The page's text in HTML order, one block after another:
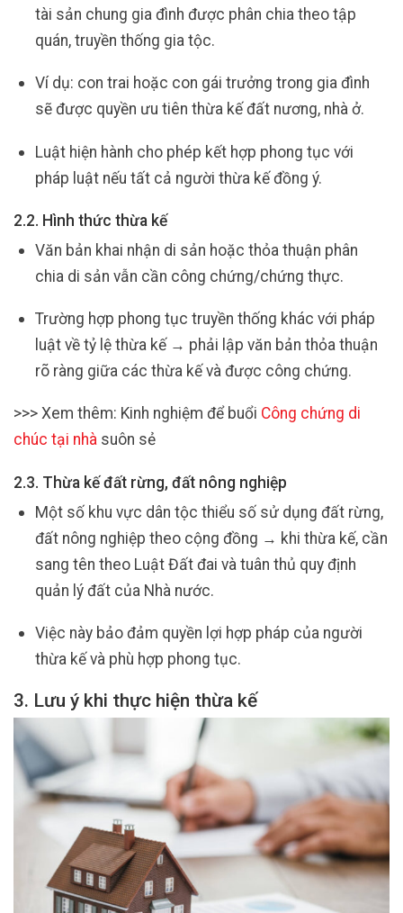
tài sản chung gia đình được phân chia theo tập
quán, truyền thống gia tộc.
Ví dụ: con trai hoặc con gái trưởng trong gia đình
sẽ được quyền ưu tiên thừa kế đất nương, nhà ở.
Luật hiện hành cho phép kết hợp phong tục với
pháp luật nếu tất cả người thừa kế đồng ý.
2.2. Hình thức thừa kế
Văn bản khai nhận di sản hoặc thỏa thuận phân
chia di sản vẫn cần công chứng/chứng thực.
Trường hợp phong tục truyền thống khác với pháp
luật về tỷ lệ thừa kế → phải lập văn bản thỏa thuận
rõ ràng giữa các thừa kế và được công chứng.
>>> Xem thêm: Kinh nghiệm để buổi Công chứng di
chúc tại nhà suôn sẻ
2.3. Thừa kế đất rừng, đất nông nghiệp
Một số khu vực dân tộc thiểu số sử dụng đất rừng,
đất nông nghiệp theo cộng đồng → khi thừa kế, cần
sang tên theo Luật Đất đai và tuân thủ quy định
quản lý đất của Nhà nước.
Việc này bảo đảm quyền lợi hợp pháp của người
thừa kế và phù hợp phong tục.
3. Lưu ý khi thực hiện thừa kế